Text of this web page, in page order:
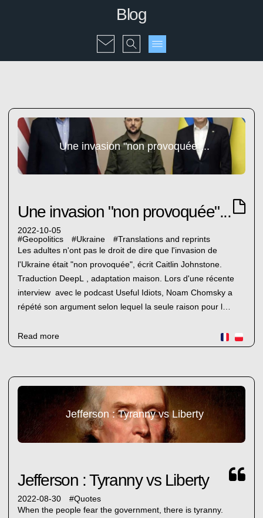
Blog
Une invasion "non provoquée"...
Une invasion "non provoquée"...
2022-10-05
#Geopolitics #Ukraine #Translations and reprints
Les adultes n'ont pas le droit de dire que l'invasion de
l'Ukraine était "non provoquée", écrit Caitlin Johnstone.
Traduction DeepL , adaptation maison. Lors d'une récente
interview avec le podcast Useful Idiots, Noam Chomsky a
répété son argument selon lequel la seule raison pour l…
Read more
Jefferson : Tyranny vs Liberty
Jefferson : Tyranny vs Liberty
2022-08-30 #Quotes
When the people fear the government, there is tyranny.